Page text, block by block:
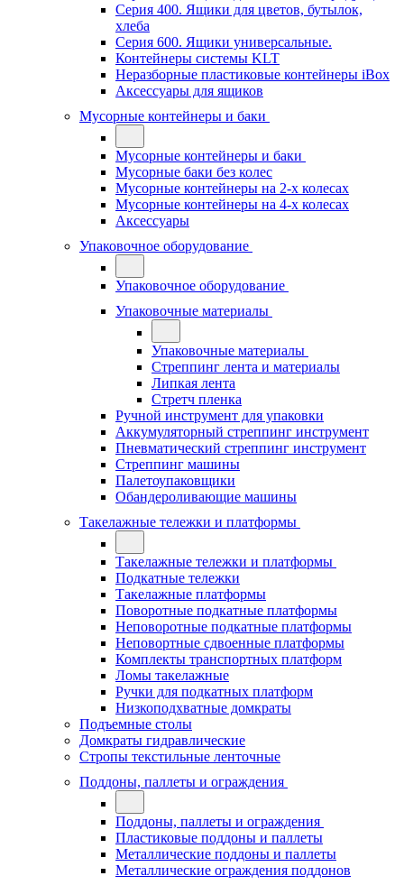
Серия 400. Ящики для цветов, бутылок,
хлеба
Серия 600. Ящики универсальные.
Контейнеры системы KLT
Неразборные пластиковые контейнеры iBox
Аксессуары для ящиков
Мусорные контейнеры и баки
Мусорные контейнеры и баки
Мусорные баки без колес
Мусорные контейнеры на 2-х колесах
Мусорные контейнеры на 4-х колесах
Аксессуары
Упаковочное оборудование
Упаковочное оборудование
Упаковочные материалы
Упаковочные материалы
Стреппинг лента и материалы
Липкая лента
Стретч пленка
Ручной инструмент для упаковки
Аккумуляторный стреппинг инструмент
Пневматический стреппинг инструмент
Стреппинг машины
Палетоупаковщики
Обандероливающие машины
Такелажные тележки и платформы
Такелажные тележки и платформы
Подкатные тележки
Такелажные платформы
Поворотные подкатные платформы
Неповоротные подкатные платформы
Неповортные сдвоенные платформы
Комплекты транспортных платформ
Ломы такелажные
Ручки для подкатных платформ
Низкоподхватные домкраты
Подъемные столы
Домкраты гидравлические
Стропы текстильные ленточные
Поддоны, паллеты и ограждения
Поддоны, паллеты и ограждения
Пластиковые поддоны и паллеты
Металлические поддоны и паллеты
Металлические ограждения поддонов